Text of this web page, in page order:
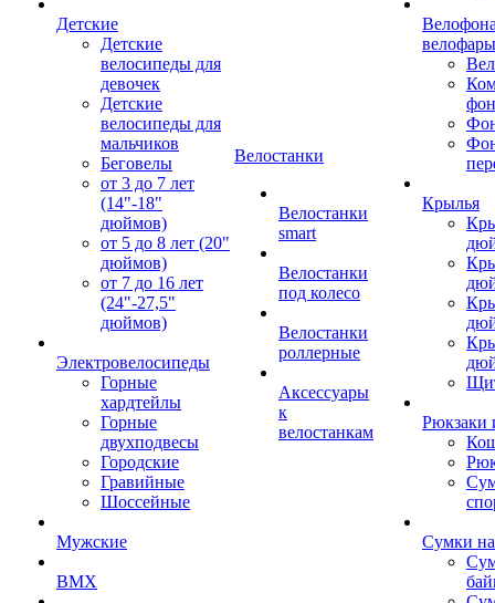
Детские
Детские
велосипеды для
девочек
Детские
велосипеды для
мальчиков
Беговелы
от 3 до 7 лет
(14"-18"
дюймов)
от 5 до 8 лет (20"
дюймов)
от 7 до 16 лет
(24"-27,5"
дюймов)
Электровелосипеды
Горные
хардтейлы
Горные
двухподвесы
Городские
Гравийные
Шоссейные
Мужские
BMX
Велостанки
Велостанки
smart
Велостанки
под колесо
Велостанки
роллерные
Аксессуары
к
велостанкам
велофары
Крылья
Рюкзаки
Сумки